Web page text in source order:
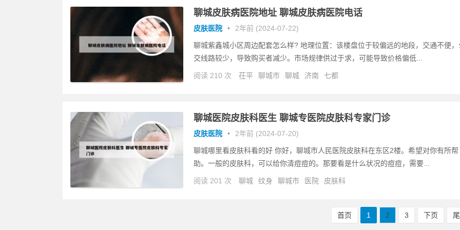
聊城皮肤病医院地址 聊城皮肤病医院电话
皮肤医院 • 2年前 (2024-07-22)
聊城紫鑫城小区周边配套怎么样? 地理位置：该楼盘位于较偏远的地段，交通不便，
交线路较少，导致购买者减少。市场规律供过于求，可能导致价格偏低...
阅读 210 次 茌平 聊城市 聊城 济南 七都
聊城医院皮肤科医生 聊城专医院皮肤科专家门诊
皮肤医院 • 2年前 (2024-07-20)
聊城哪里看皮肤科看的好 你好，聊城市人民医院皮肤科在东区2楼。希望对你有所帮
助。一般的皮肤科，可以给你清痘痘的。那要看是什么状况的痘痘，需要...
阅读 201 次 聊城 纹身 聊城市 医院 皮肤科
首页 1 2 3 下页